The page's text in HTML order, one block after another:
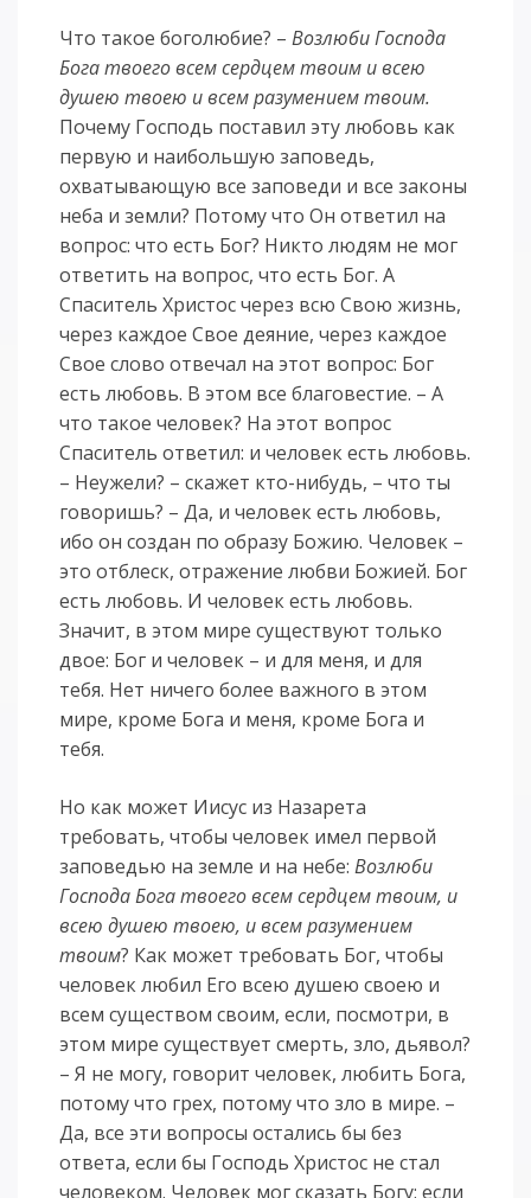
Что такое боголюбие? –Возлюби Господа
Бога твоего всем сердцем твоим и всею
душею твоею и всем разумением твоим.
Почему Господь поставил эту любовь как
первую и наибольшую заповедь,
охватывающую все заповеди и все законы
неба и земли? Потому что Он ответил на
вопрос: что есть Бог? Никто людям не мог
ответить на вопрос, что есть Бог. А
Спаситель Христос через всю Свою жизнь,
через каждое Свое деяние, через каждое
Свое слово отвечал на этот вопрос: Бог
есть любовь. В этом все благовестие. – А
что такое человек? На этот вопрос
Спаситель ответил: и человек есть любовь.
– Неужели? – скажет кто-нибудь, – что ты
говоришь? – Да, и человек есть любовь,
ибо он создан по образу Божию. Человек –
это отблеск, отражение любви Божией. Бог
есть любовь. И человек есть любовь.
Значит, в этом мире существуют только
двое: Бог и человек – и для меня, и для
тебя. Нет ничего более важного в этом
мире, кроме Бога и меня, кроме Бога и
тебя.
Но как может Иисус из Назарета
требовать, чтобы человек имел первой
заповедью на земле и на небе:Возлюби
Господа Бога твоего всем сердцем твоим, и
всею душею твоею, и всем разумением
твоим? Как может требовать Бог, чтобы
человек любил Его всею душею своею и
всем существом своим, если, посмотри, в
этом мире существует смерть, зло, дьявол?
– Я не могу, говорит человек, любить Бога,
потому что грех, потому что зло в мире. –
Да, все эти вопросы остались бы без
ответа, если бы Господь Христос не стал
человеком. Человек мог сказать Богу: если